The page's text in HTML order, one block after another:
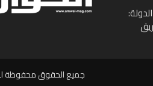
جميع الحقوق محفوظة